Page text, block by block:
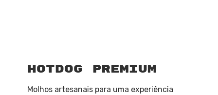
HotDog Premium
Molhos artesanais para uma experiência